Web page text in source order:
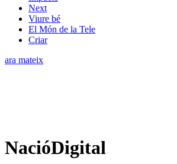
Next
Viure bé
El Món de la Tele
Criar
ara mateix
NacióDigital